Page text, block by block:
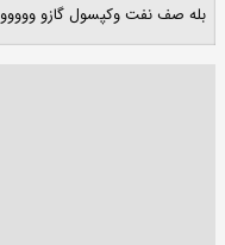
بله صف نفت وکپسول گازو ووووو